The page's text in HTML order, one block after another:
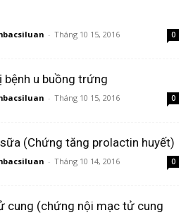
- Tháng 10 15, 2016 0
bệnh u buồng trứng
- Tháng 10 15, 2016 0
(Chứng tăng prolactin huyết)
- Tháng 10 14, 2016 0
cung (chứng nội mạc tử cung